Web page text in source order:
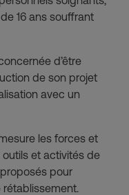
16 ans souffrant
d’être
de son projet
avec un
les forces et
outils et activités de
pour